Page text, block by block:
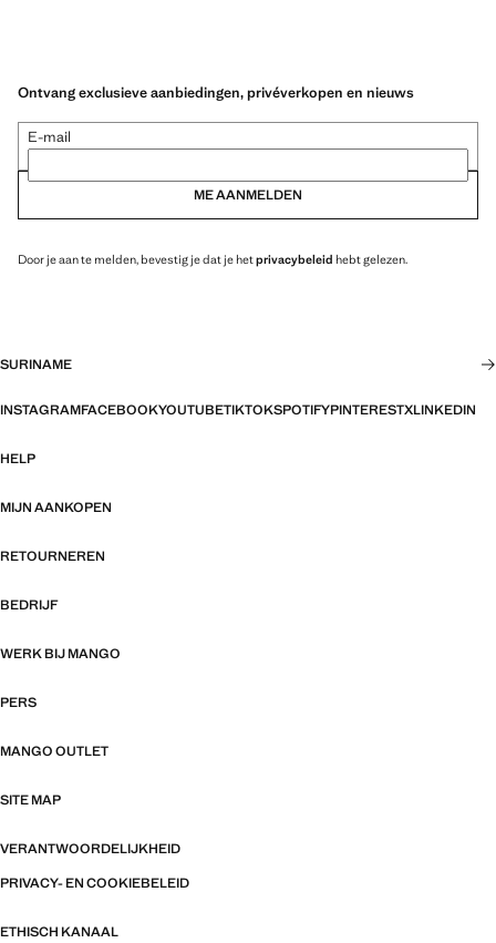
Ontvang exclusieve aanbiedingen, privéverkopen en nieuws
E-mail
ME AANMELDEN
Door je aan te melden, bevestig je dat je hetprivacybeleid hebt gelezen.
SURINAME
INSTAGRAMFACEBOOKYOUTUBETIKTOKSPOTIFYPINTERESTXLINKEDIN
HELP
MIJN AANKOPEN
RETOURNEREN
BEDRIJF
WERK BIJ MANGO
PERS
MANGO OUTLET
SITE MAP
VERANTWOORDELIJKHEID
PRIVACY- EN COOKIEBELEID
ETHISCH KANAAL